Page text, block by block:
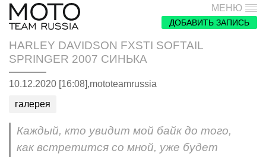
МЕНЮ
ДОБАВИТЬ ЗАПИСЬ
HARLEY DAVIDSON FXSTI SOFTAIL
SPRINGER 2007 СИНЬКА
10.12.2020 [16:08],mototeamrussia
галерея
Каждый, кто увидит мой байк до того,
как встретится со мной, уже будет